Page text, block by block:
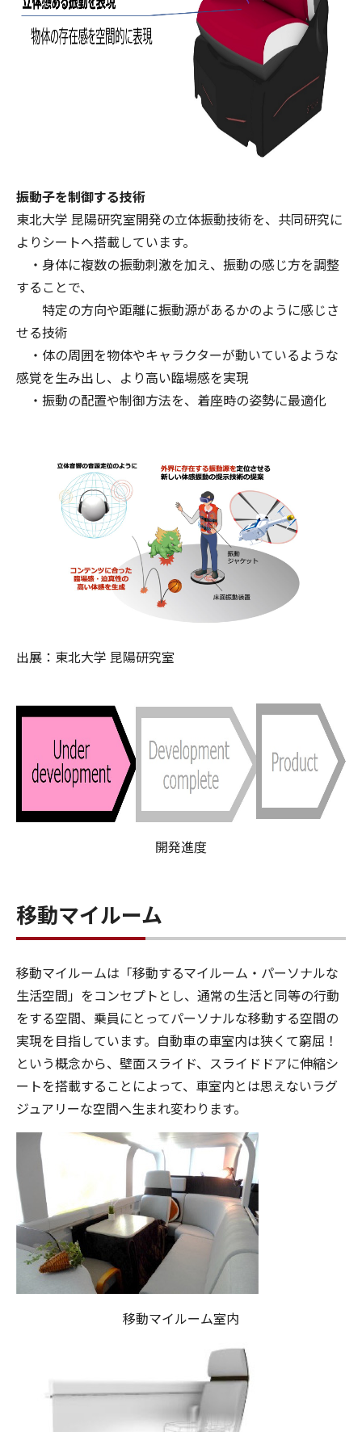
振動子を制御する技術
東北大学 昆陽研究室開発の立体振動技術を、共同研究に
よりシートへ搭載しています。
・身体に複数の振動刺激を加え、振動の感じ方を調整
することで、
特定の方向や距離に振動源があるかのように感じさ
せる技術
・体の周囲を物体やキャラクターが動いているような
感覚を生み出し、より高い臨場感を実現
・振動の配置や制御方法を、着座時の姿勢に最適化
出展：東北大学 昆陽研究室
開発進度
移動マイルーム
移動マイルームは「移動するマイルーム・パーソナルな
生活空間」をコンセプトとし、通常の生活と同等の行動
をする空間、乗員にとってパーソナルな移動する空間の
実現を目指しています。自動車の車室内は狭くて窮屈！
という概念から、壁面スライド、スライドドアに伸縮シ
ートを搭載することによって、車室内とは思えないラグ
ジュアリーな空間へ生まれ変わります。
移動マイルーム室内